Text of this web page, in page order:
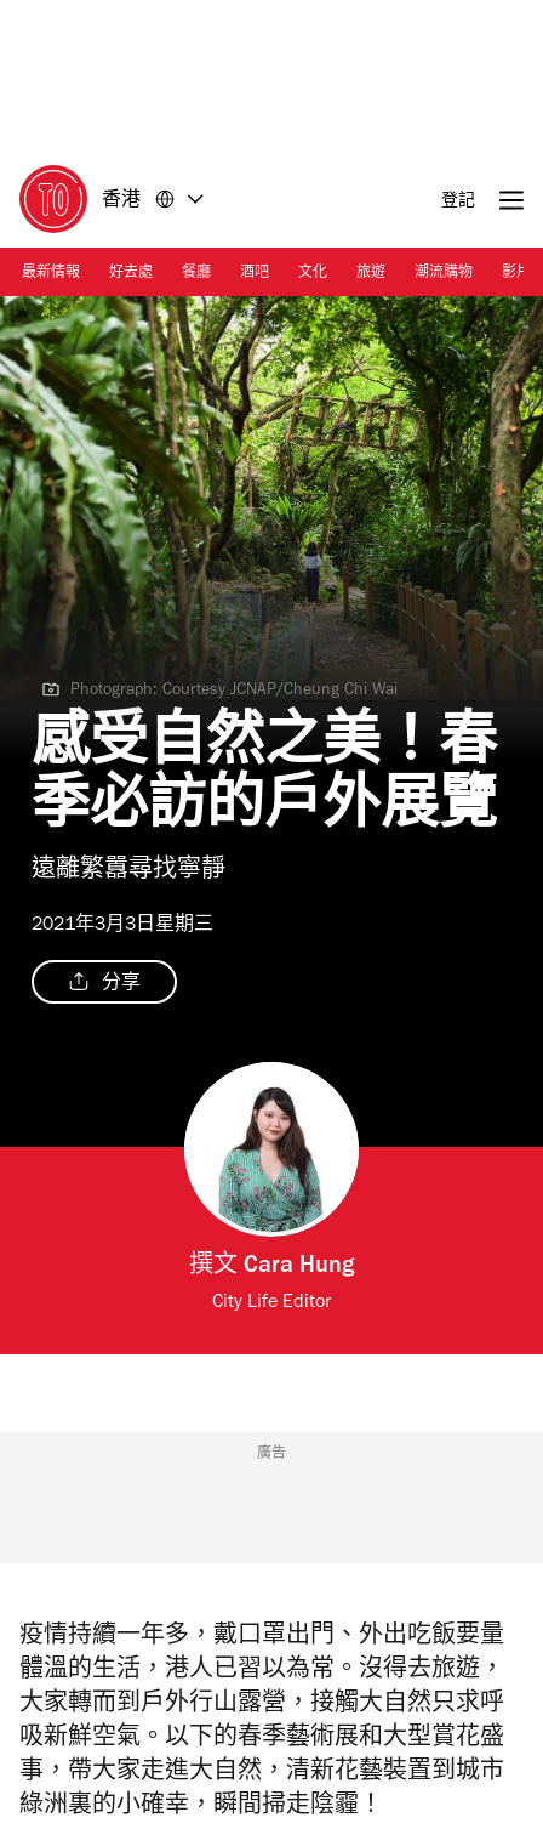
香港 登記
最新情報 好去處 餐廳 酒吧 文化 旅遊 潮流購物 影片
Photograph: Courtesy JCNAP/Cheung Chi Wai
Photograph: Courtesy JCNAP/Cheung Chi Wai
感受自然之美！春
季必訪的戶外展覽
遠離繁囂尋找寧靜
2021年3月3日星期三
分享
撰文 Cara Hung
City Life Editor
廣告
疫情持續一年多，戴口罩出門、外出吃飯要量
體溫的生活，港人已習以為常。沒得去旅遊，
大家轉而到戶外行山露營，接觸大自然只求呼
吸新鮮空氣。以下的春季藝術展和大型賞花盛
事，帶大家走進大自然，清新花藝裝置到城市
綠洲裏的小確幸，瞬間掃走陰霾！